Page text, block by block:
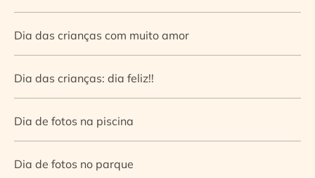
Dia das crianças com muito amor
Dia das crianças: dia feliz!!
Dia de fotos na piscina
Dia de fotos no parque